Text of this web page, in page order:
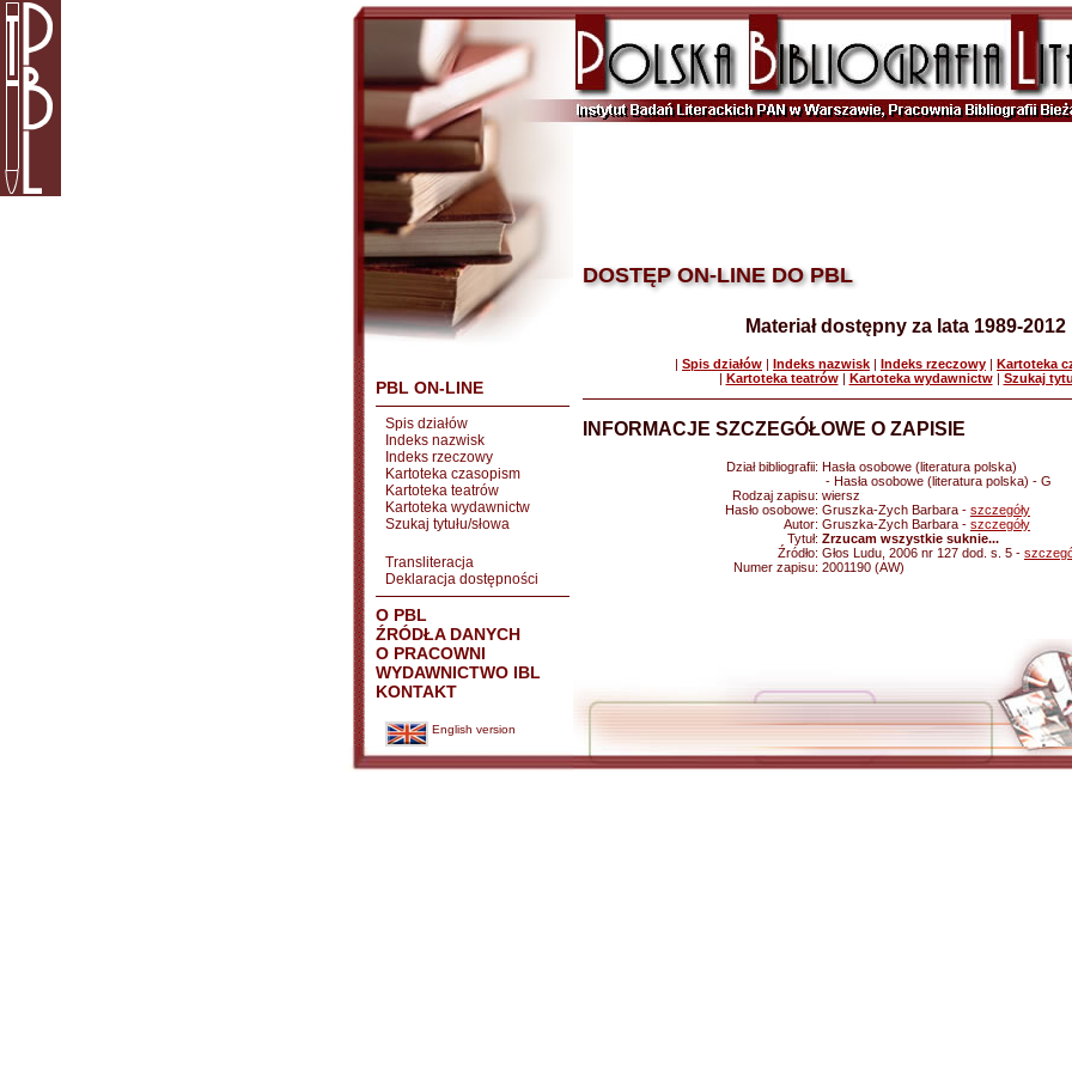
PBL ON-LINE
Spis działów
Indeks nazwisk
Indeks rzeczowy
Kartoteka czasopism
Kartoteka teatrów
Kartoteka wydawnictw
Szukaj tytułu/słowa
Transliteracja
Deklaracja dostępności
O PBL
ŹRÓDŁA DANYCH
O PRACOWNI
WYDAWNICTWO IBL
KONTAKT
English version
DOSTĘP ON-LINE DO PBL
Materiał dostępny za lata 1989-2012
| Spis działów | Indeks nazwisk | Indeks rzeczowy | Kartoteka
| Kartoteka teatrów| Kartoteka wydawnictw| Szukaj
INFORMACJE SZCZEGÓŁOWE O ZAPISIE
Dział bibliografii: Hasła osobowe (literatura polska)
- Hasła osobowe (literatura polska) - G
Rodzaj zapisu: wiersz
Hasło osobowe: Gruszka-Zych Barbara - szczegóły
Autor: Gruszka-Zych Barbara - szczegóły
Tytuł: Zrzucam wszystkie suknie...
Źródło: Głos Ludu, 2006 nr 127 dod. s. 5 -
Numer zapisu: 2001190 (AW)